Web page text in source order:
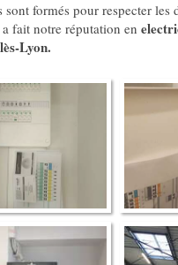
sont formés pour respecter les
fait notre réputation en
Lyon.